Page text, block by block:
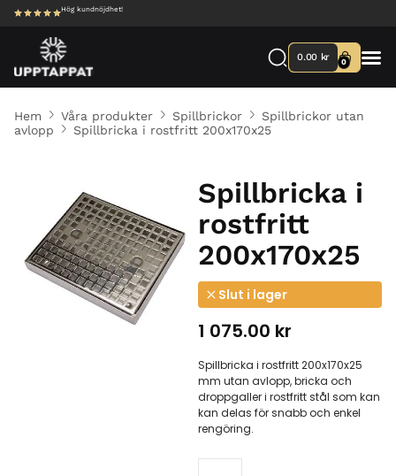
Hög kundnöjdhet!
0.00 kr 0
Hem Våra produkter Spillbrickor
Spillbrickor utan
avlopp
Spillbricka i rostfritt 200x170x25
Spillbricka i
rostfritt
200x170x25
Slut i lager
1 075.00 kr
Spillbricka i rostfritt 200x170x25
mm utan avlopp, bricka och
droppgaller i rostfritt stål som kan
kan delas för snabb och enkel
rengöring.